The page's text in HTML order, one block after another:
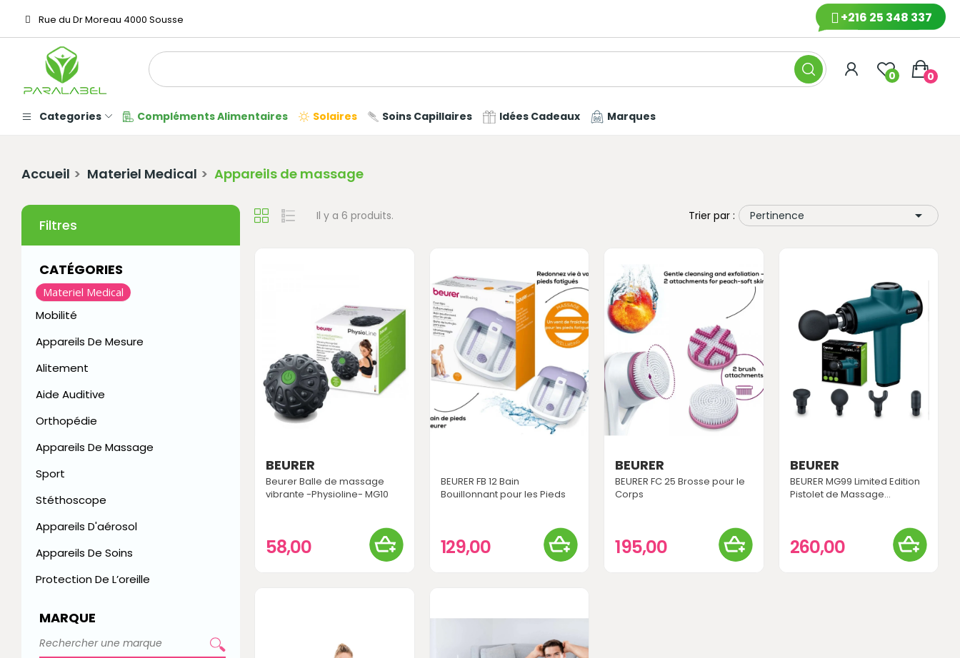
Rue du Dr Moreau 4000 Sousse +216 25 348 337
0 0
Categories Compléments Alimentaires Solaires Soins Capillaires Idées Cadeaux Marques
Accueil Materiel Medical Appareils de massage
Filtres
CATÉGORIES
Materiel Medical
Mobilité
Appareils De Mesure
Alitement
Aide Auditive
Orthopédie
Appareils De Massage
Sport
Stéthoscope
Appareils D'aérosol
Appareils De Soins
Protection De L’oreille
MARQUE
Il y a 6 produits. Trier par : Pertinence 
BEURER
Beurer Balle de massage
vibrante -Physioline- MG10
58,00
BEURER FB 12 Bain
Bouillonnant pour les Pieds
129,00
BEURER
BEURER FC 25 Brosse pour le
Corps
195,00
BEURER
BEURER MG99 Limited Edition
Pistolet de Massage...
260,00